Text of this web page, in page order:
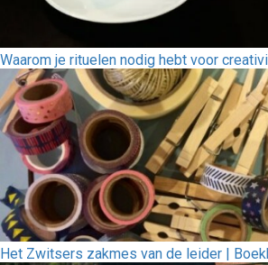
Waarom je rituelen nodig hebt voor
Het Zwitsers zakmes van de leider |